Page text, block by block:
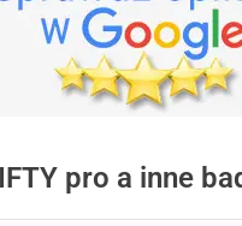
pro a inne